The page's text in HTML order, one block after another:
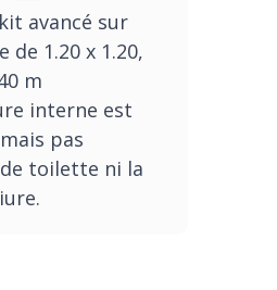
avancé sur
de 1.20 x 1.20,
m
interne est
pas
toilette ni la